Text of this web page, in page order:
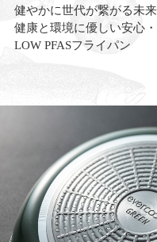
健やかに世代が繋がる未
健康と環境に優しい安心
LOW PFASフライパン